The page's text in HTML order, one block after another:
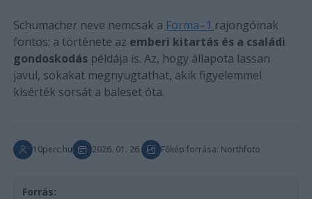
Schumacher neve nemcsak a Forma–1 rajongóinak
fontos: a története az emberi kitartás és a családi
gondoskodáspéldája is. Az, hogy állapota lassan
javul, sokakat megnyugtathat, akik figyelemmel
kísérték sorsát a baleset óta.
10perc.hu 2026. 01. 26. Főkép forrása: Northfoto
Forrás: